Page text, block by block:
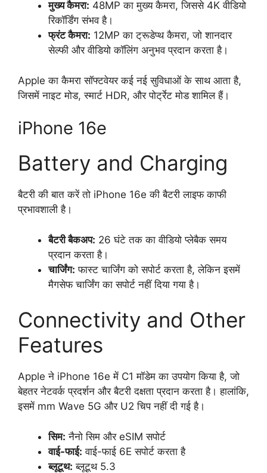
मुख्य कैमरा: 48MP का मुख्य कैमरा, जिससे 4K वीडियो
रिकॉर्डिंग संभव है।
फ्रंट कैमरा: 12MP का ट्रूडेप्थ कैमरा, जो शानदार
सेल्फी और वीडियो कॉलिंग अनुभव प्रदान करता है।
Apple का कैमरा सॉफ्टवेयर कई नई सुविधाओं के साथ आता है,
जिसमें नाइट मोड, स्मार्ट HDR, और पोर्ट्रेट मोड शामिल हैं।
iPhone 16e
Battery and Charging
बैटरी की बात करें तो iPhone 16e की बैटरी लाइफ काफी
प्रभावशाली है।
बैटरी बैकअप: 26 घंटे तक का वीडियो प्लेबैक समय
प्रदान करता है।
चार्जिंग: फास्ट चार्जिंग को सपोर्ट करता है, लेकिन इसमें
मैगसेफ चार्जिंग का सपोर्ट नहीं दिया गया है।
Connectivity and Other
Features
Apple ने iPhone 16e में C1 मॉडेम का उपयोग किया है, जो
बेहतर नेटवर्क प्रदर्शन और बैटरी दक्षता प्रदान करता है। हालांकि,
इसमें mm Wave 5G और U2 चिप नहीं दी गई है।
सिम: नैनो सिम और eSIM सपोर्ट
वाई-फाई: वाई-फाई 6E सपोर्ट करता है
ब्लूटूथ: ब्लूटूथ 5.3